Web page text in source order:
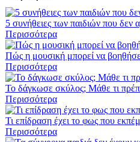
5 συνήθειες των παιδιών που δεν
Περισσότερα
Πώς η μουσική μπορεί να
Περισσότερα
Το δάγκωσε σκύλος; Μάθε τι
Περισσότερα
Τι επίδραση έχει το φως που
Περισσότερα